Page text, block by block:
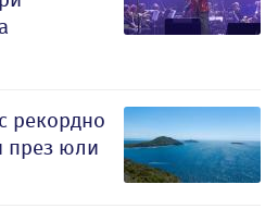
рекордно
през юли